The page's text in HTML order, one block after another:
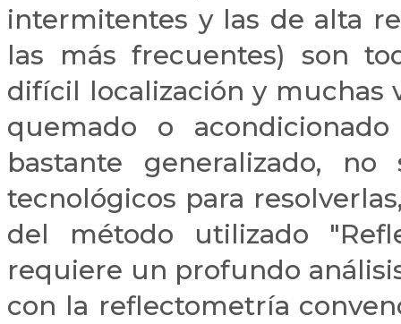
intermitentes y las de alta
las más frecuentes) son
difícil localización y muchas
quemado o
bastante generalizado,
tecnológicos para
del método utilizado
requiere un profundo
con la reflectometría